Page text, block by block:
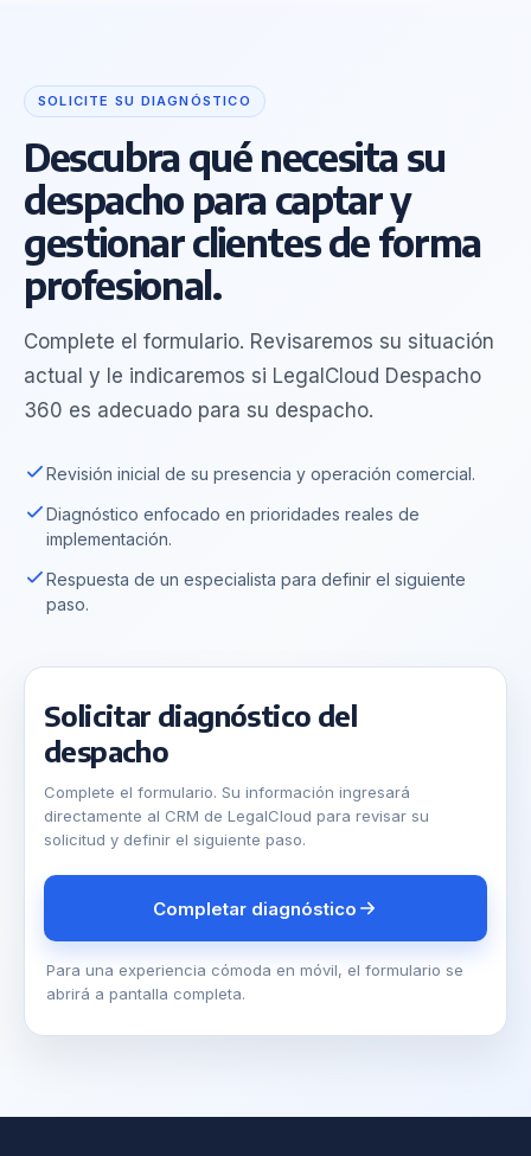
SOLICITE SU DIAGNÓSTICO
Descubra qué necesita su
despacho para captar y
gestionar clientes de forma
profesional.
Complete el formulario. Revisaremos su situación
actual y le indicaremos si LegalCloud Despacho
360 es adecuado para su despacho.
Revisión inicial de su presencia y operación comercial.
Diagnóstico enfocado en prioridades reales de
implementación.
Respuesta de un especialista para definir el siguiente
paso.
Solicitar diagnóstico del
despacho
Complete el formulario. Su información ingresará
directamente al CRM de LegalCloud para revisar su
solicitud y definir el siguiente paso.
Completar diagnóstico
Para una experiencia cómoda en móvil, el formulario se
abrirá a pantalla completa.